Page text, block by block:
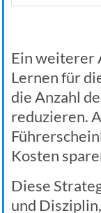
Ein weiterer
Lernen für
die Anzahl
reduzieren.
Kosten
Diese
und